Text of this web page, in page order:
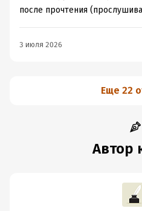
после прочтения
3 июля 2026
Еще 22
Автор